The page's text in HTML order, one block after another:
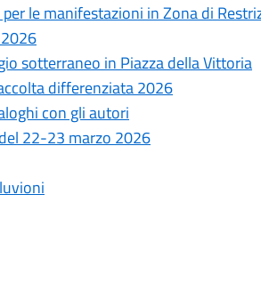
le manifestazioni in Zona di
sotterraneo in Piazza della Vittoria
differenziata 2026
con gli autori
22-23 marzo 2026